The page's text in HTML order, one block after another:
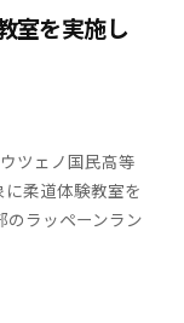
室を実施し
ツェノ国民高等
に柔道体験教室を
のラッペーンラン